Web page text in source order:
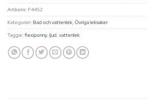
Artikelnr: F4452
Kategorier: Bad och vattenlek, Övriga leksaker
Taggar: flexiponny, ljud, vattenlek